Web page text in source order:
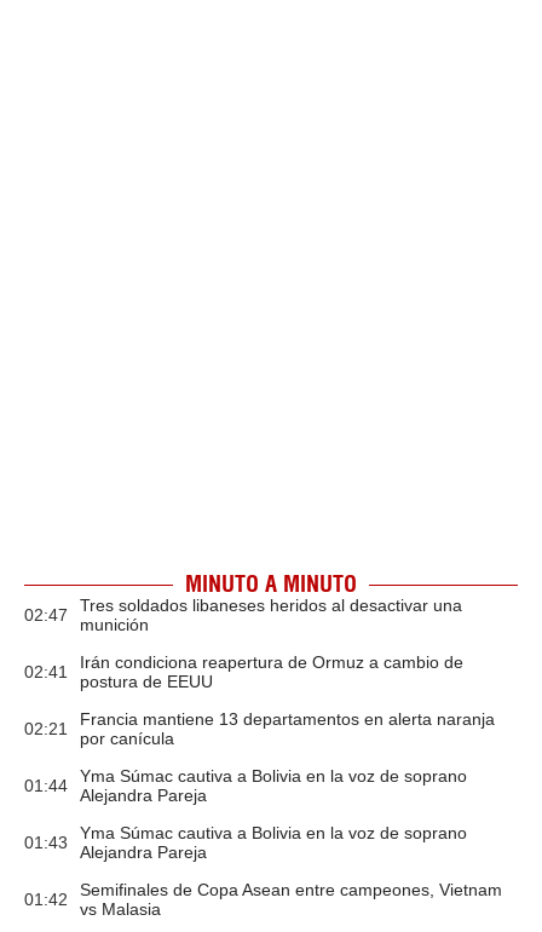
MINUTO A MINUTO
02:47
Tres soldados libaneses heridos al desactivar una
munición
02:41
Irán condiciona reapertura de Ormuz a cambio de
postura de EEUU
02:21
Francia mantiene 13 departamentos en alerta naranja
por canícula
01:44
Yma Súmac cautiva a Bolivia en la voz de soprano
Alejandra Pareja
01:43
Yma Súmac cautiva a Bolivia en la voz de soprano
Alejandra Pareja
01:42
Semifinales de Copa Asean entre campeones, Vietnam
vs Malasia